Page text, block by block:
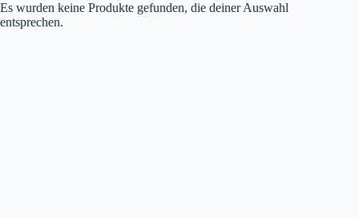
Es wurden keine Produkte gefunden, die deiner Auswahl
entsprechen.